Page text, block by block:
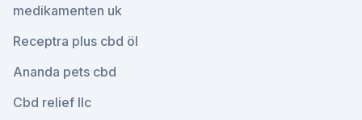
medikamenten uk
Receptra plus cbd öl
Ananda pets cbd
Cbd relief llc